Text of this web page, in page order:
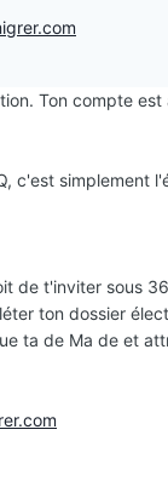
Ton compte
c'est simplement
de t'inviter sous
ton dossier
ta de Ma de et